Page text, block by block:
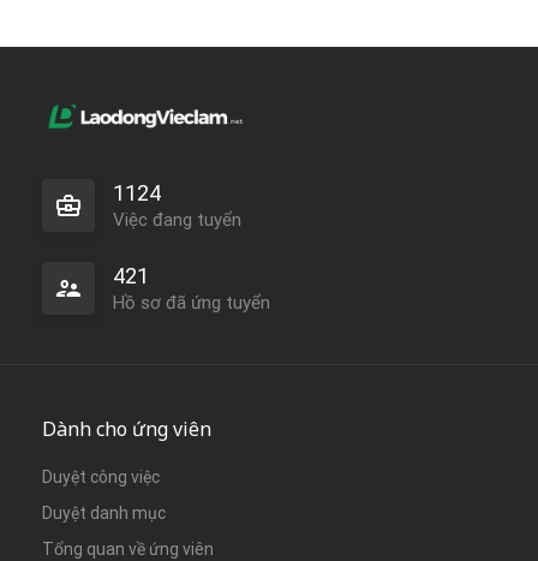
1124
Việc đang tuyển
421
Hồ sơ đã ứng tuyển
Dành cho ứng viên
Duyệt công việc
Duyệt danh mục
Tổng quan về ứng viên